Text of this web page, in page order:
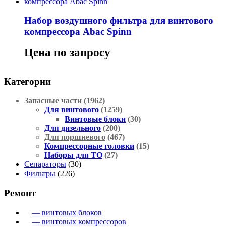
Набор воздушного фильтра для винтового
компрессора Abac Spinn
Цена по запросу
Категории
Запасные части (1962)
Для винтового (1259)
Винтовые блоки (30)
Для дизельного (200)
Для поршневого (467)
Компрессорные головки (15)
Наборы для ТО (27)
Сепараторы (30)
Фильтры (226)
Ремонт
— винтовых блоков
— винтовых компрессоров